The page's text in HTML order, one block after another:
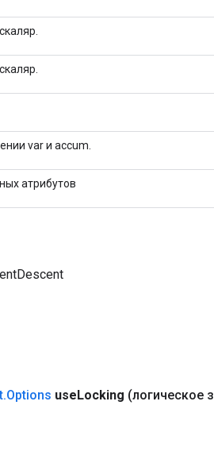
var и accum.
атрибутов
.Options useLocking (логическое